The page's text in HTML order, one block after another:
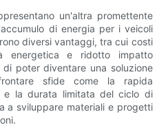
un'altra promettente
di energia per i veicoli
diversi vantaggi, tra cui costi
energetica e ridotto impatto
poter diventare una soluzione
sfide come la rapida
e la durata limitata del ciclo di
a sviluppare materiali e progetti